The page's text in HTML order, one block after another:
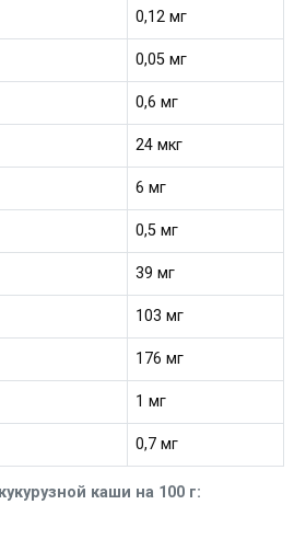
каши на 100 г:
0,12 мг
0,05 мг
0,6 мг
24 мкг
6 мг
0,5 мг
39 мг
103 мг
176 мг
1 мг
0,7 мг